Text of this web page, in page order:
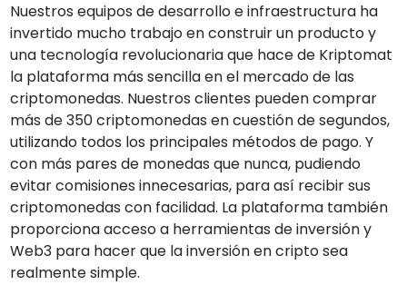
Nuestros equipos de desarrollo e infraestructura ha
invertido mucho trabajo en construir un producto y
una tecnología revolucionaria que hace de Kriptomat
la plataforma más sencilla en el mercado de las
criptomonedas. Nuestros clientes pueden comprar
más de 350 criptomonedas en cuestión de segundos,
utilizando todos los principales métodos de pago. Y
con más pares de monedas que nunca, pudiendo
evitar comisiones innecesarias, para así recibir sus
criptomonedas con facilidad. La plataforma también
proporciona acceso a herramientas de inversión y
Web3 para hacer que la inversión en cripto sea
realmente simple.